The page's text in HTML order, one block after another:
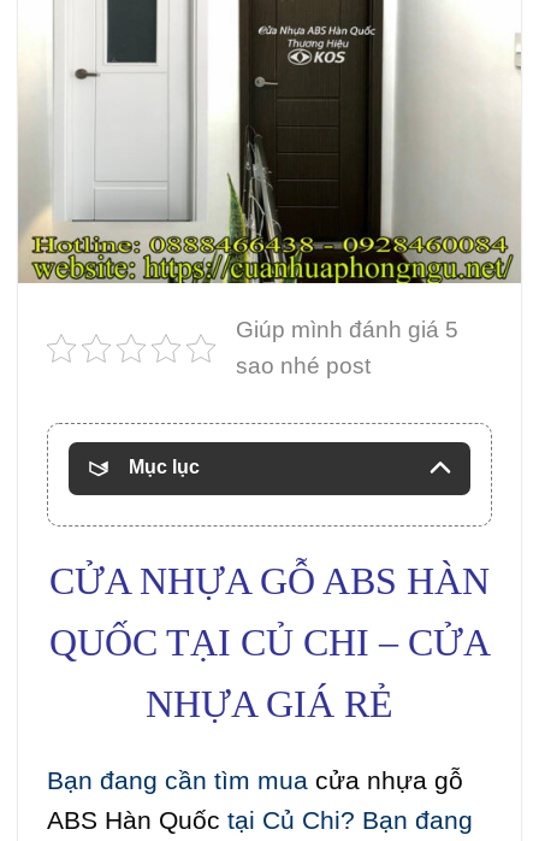
Giúp mình đánh giá 5
sao nhé post
Mục lục
CỬA NHỰA GỖ ABS HÀN
QUỐC TẠI CỦ CHI – CỬA
NHỰA GIÁ RẺ
Bạn đang cần tìm mua cửa nhựa gỗ
ABS Hàn Quốc tại Củ Chi? Bạn đang